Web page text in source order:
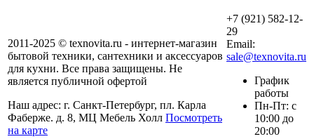
2011-2025 © texnovita.ru - интернет-магазин
бытовой техники, сантехники и аксессуаров
для кухни. Все права защищены. Не
является публичной офертой
Наш адрес: г. Санкт-Петербург, пл. Карла
Фаберже. д. 8, МЦ Мебель Холл Посмотреть
на карте
+7 (921) 582-12-
29
Email:
sale@texnovita.ru
График
работы
Пн-Пт: с
10:00 до
20:00